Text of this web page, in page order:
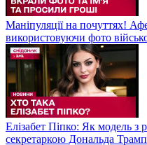
Маніпуляції на почуттях!
використовуючи фото
Елізабет Піпко: Як модель з
секретаркою Дональда